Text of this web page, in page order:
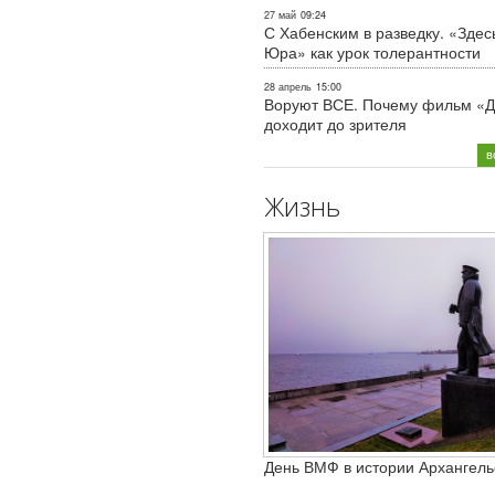
27 май 09:24
С Хабенским в разведку.
Юра» как урок толерантности
28 апрель 15:00
Воруют ВСЕ. Почему фильм
доходит до зрителя
Жизнь
День ВМФ в истории